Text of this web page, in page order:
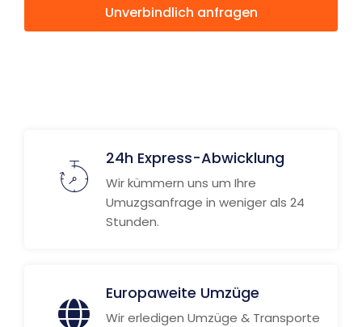
Unverbindlich anfragen
24h Express-Abwicklung
Wir kümmern uns um Ihre
Umuzgsanfrage in weniger als 24
Stunden.
Europaweite Umzüge
Wir erledigen Umzüge & Transporte